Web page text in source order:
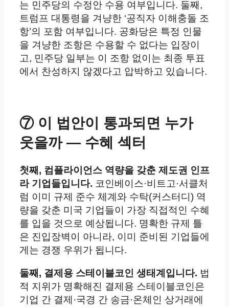
는 민주당의 수정안 수용 여부입니다. 둘째,
트럼프 대통령을 겨냥한 ‘공직자 이해충돌 조
항’의 포함 여부입니다. 공화당은 특정 인물
을 겨냥한 조항은 수용할 수 없다는 입장이
고, 민주당 일부는 이 조항 없이는 최종 투표
에서 찬성하지 않겠다고 압박하고 있습니다.
⑦ 이 법안이 통과되면 누가
웃을까 — 수혜 섹터
첫째, 컴플라이언스 역량을 갖춘 제도권 인프
라 기업들입니다. 코인베이스·비트고·서클처
럼 이미 규제 준수 체계와 수탁(커스터디) 역
량을 갖춘 미국 기업들이 가장 직접적인 수혜
를 입을 것으로 예상됩니다. 명확한 규제 틀
은 진입장벽이 아니라, 이미 준비된 기업들에
게는 경쟁 우위가 됩니다.
둘째, 결제용 스테이블코인 생태계입니다. 법
적 지위가 명확해진 결제용 스테이블코인은
기업 간 결제·국경 간 송금·온체인 상거래에